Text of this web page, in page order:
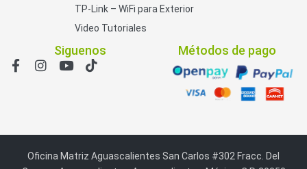
TP-Link – WiFi para Exterior
Video Tutoriales
Siguenos Métodos de pago
Oficina Matriz Aguascalientes San Carlos #302 Fracc. Del